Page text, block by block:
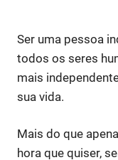
Ser uma pessoa
todos os seres
mais
sua vida.
Mais do que
hora que quiser,